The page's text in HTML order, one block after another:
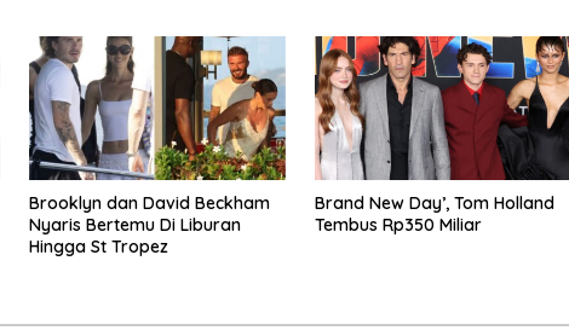
Brooklyn dan David Beckham
Nyaris Bertemu Di Liburan
Hingga St Tropez
Brand New Day’, Tom Holland
Tembus Rp350 Miliar